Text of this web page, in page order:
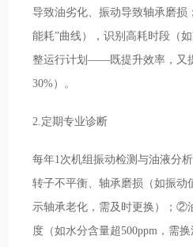
导致油劣化、振动导致轴承磨
能耗”曲线），识别高耗时段（
整运行计划——既提升效率，又
30%）。
2.定期专业诊断
每年1次机组振动检测与油液分
转子不平衡、轴承磨损（如振动
示轴承老化，需及时更换）；②
度（如水分含量超500ppm，需